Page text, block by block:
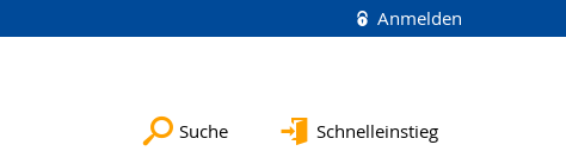
Anmelden
Suche Schnelleinstieg